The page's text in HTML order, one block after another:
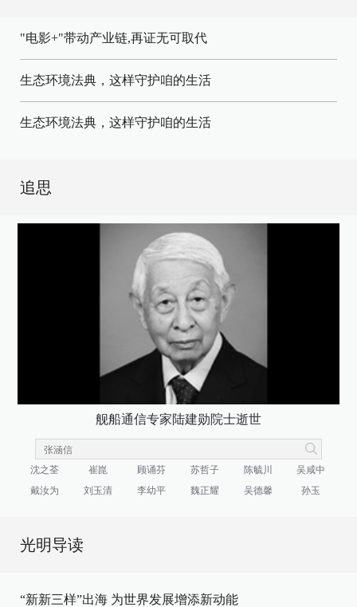
"电影+"带动产业链,再证无可取代
生态环境法典，这样守护咱的生活
生态环境法典，这样守护咱的生活
追思
舰船通信专家陆建勋院士逝世
沈之荃 崔崑 顾诵芬 苏哲子 陈毓川
吴咸中
戴汝为
刘玉清 李幼平 魏正耀 吴德馨 孙玉
光明导读
“新新三样”出海 为世界发展增添新动能